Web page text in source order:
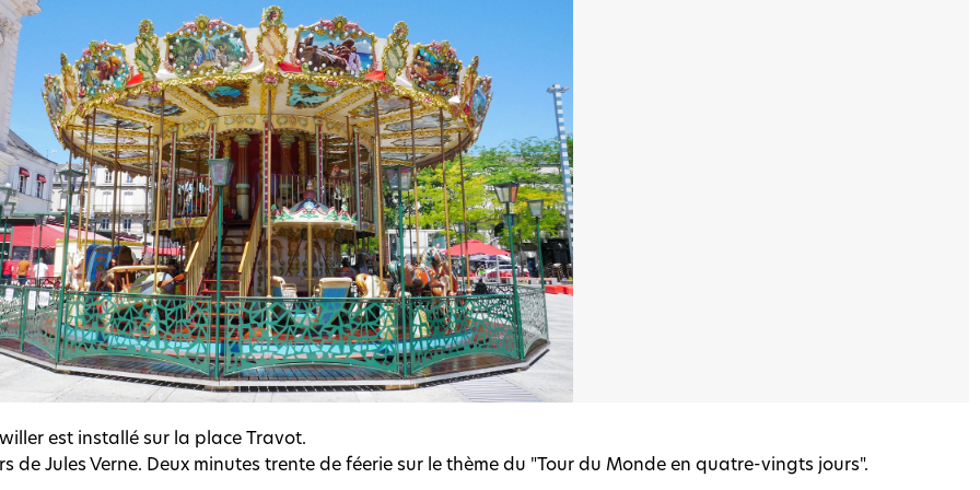
est installé sur la place Travot.
de Jules Verne. Deux minutes trente de féerie sur le thème du "Tour du Monde en quatre-vingts jours".